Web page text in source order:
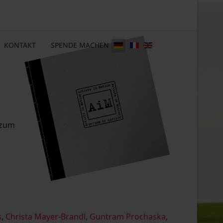
KONTAKT SPENDE MACHEN
, Christa Mayer-Brandl, Guntram Prochaska,